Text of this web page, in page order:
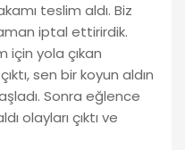
teslim aldı. Biz
iptal ettirirdik.
için yola çıkan
sen bir koyun aldın
Sonra eğlence
olayları çıktı ve